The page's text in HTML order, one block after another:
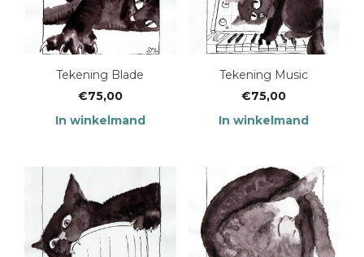
Tekening Blade
€75,00
In winkelmand
Tekening Music
€75,00
In winkelmand